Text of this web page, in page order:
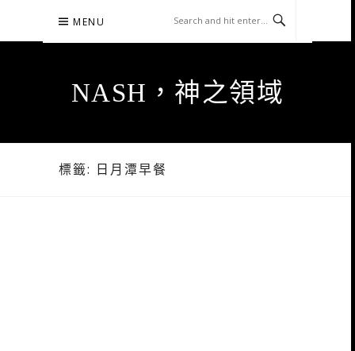
content
MENU
NASH，神之領域
標籤: 日月潭早餐